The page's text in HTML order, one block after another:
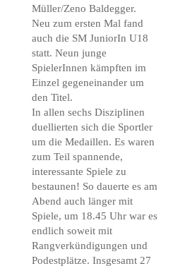
Müller/Zeno Baldegger.
Neu zum ersten Mal fand
auch die SM JuniorIn U18
statt. Neun junge
SpielerInnen kämpften im
Einzel gegeneinander um
den Titel.
In allen sechs Disziplinen
duellierten sich die Sportler
um die Medaillen. Es waren
zum Teil spannende,
interessante Spiele zu
bestaunen! So dauerte es am
Abend auch länger mit
Spiele, um 18.45 Uhr war es
endlich soweit mit
Rangverkündigungen und
Podestplätze. Insgesamt 27